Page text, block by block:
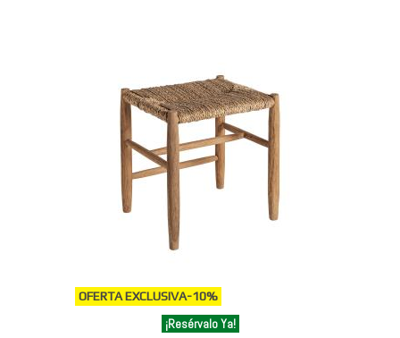
OFERTA EXCLUSIVA-10%
¡Resérvalo Ya!